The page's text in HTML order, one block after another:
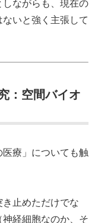
ながらも、現在の
いと強く主張して
：空間バイオ
療」についても触
止めただけでな
経細胞なのか、そ